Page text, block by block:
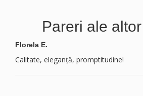
Pareri ale
Florela E.
Calitate, eleganță, promptitudine!